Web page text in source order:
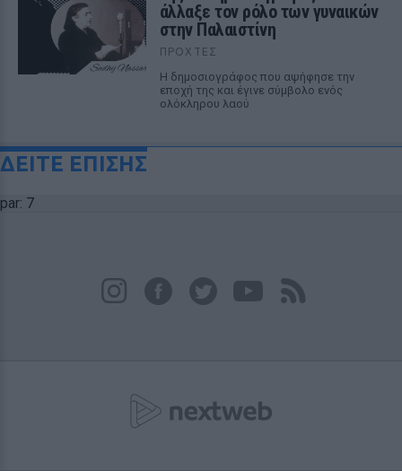
άλλαξε τον ρόλο των γυναικών
στην Παλαιστίνη
ΠΡΟΧΤΈΣ
Η δημοσιογράφος που αψήφησε την
εποχή της και έγινε σύμβολο ενός
ολόκληρου λαού
ΔΕΙΤΕ ΕΠΙΣΗΣ
par: 7